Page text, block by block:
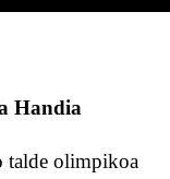
Handia
talde olimpikoa